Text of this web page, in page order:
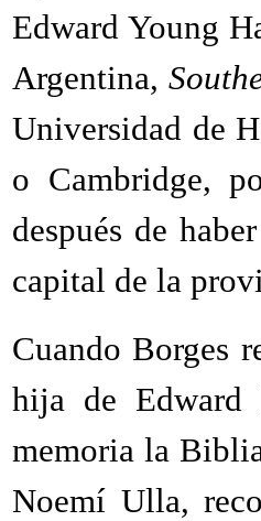
Edward Young
Argentina,
Universidad de
o Cambridge,
después de
capital de la
Cuando Borges
hija de Edward
memoria la
Noemí Ulla,